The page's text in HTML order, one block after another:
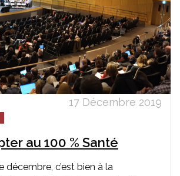
17 Décembre 2019
au 100 % Santé
décembre, c’est bien à la